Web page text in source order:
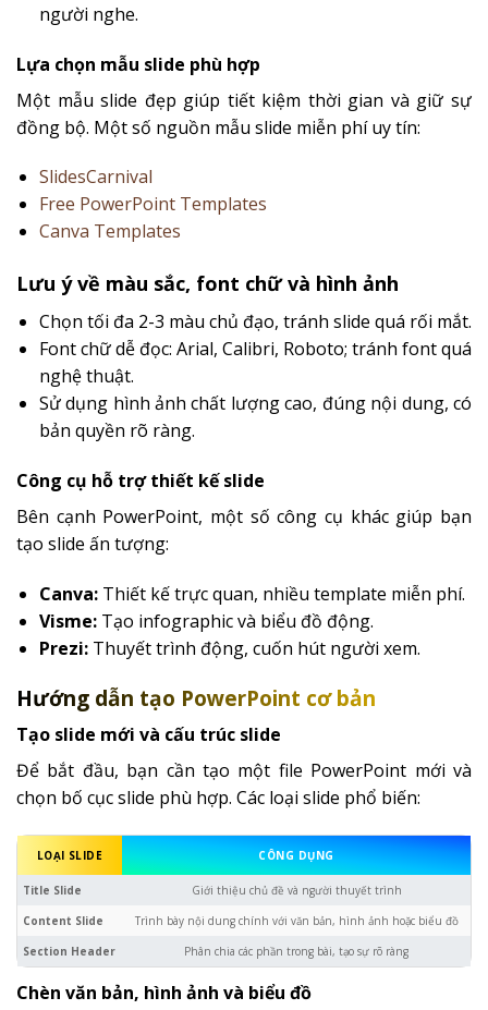
người nghe.
Lựa chọn mẫu slide phù hợp
Một mẫu slide đẹp giúp tiết kiệm thời gian và giữ sự
đồng bộ. Một số nguồn mẫu slide miễn phí uy tín:
SlidesCarnival
Free PowerPoint Templates
Canva Templates
Lưu ý về màu sắc, font chữ và hình ảnh
Chọn tối đa 2-3 màu chủ đạo, tránh slide quá rối mắt.
Font chữ dễ đọc: Arial, Calibri, Roboto; tránh font quá
nghệ thuật.
Sử dụng hình ảnh chất lượng cao, đúng nội dung, có
bản quyền rõ ràng.
Công cụ hỗ trợ thiết kế slide
Bên cạnh PowerPoint, một số công cụ khác giúp bạn
tạo slide ấn tượng:
Canva:Thiết kế trực quan, nhiều template miễn phí.
Visme:Tạo infographic và biểu đồ động.
Prezi:Thuyết trình động, cuốn hút người xem.
Hướng dẫn tạo PowerPoint cơ bản
Tạo slide mới và cấu trúc slide
Để bắt đầu, bạn cần tạo một file PowerPoint mới và
chọn bố cục slide phù hợp. Các loại slide phổ biến:
LOẠI SLIDE CÔNG DỤNG
Title Slide
Giới thiệu chủ đề và người thuyết trình
Content Slide
Trình bày nội dung chính với văn bản, hình ảnh hoặc biểu đồ
Section Header
Phân chia các phần trong bài, tạo sự rõ ràng
Chèn văn bản, hình ảnh và biểu đồ